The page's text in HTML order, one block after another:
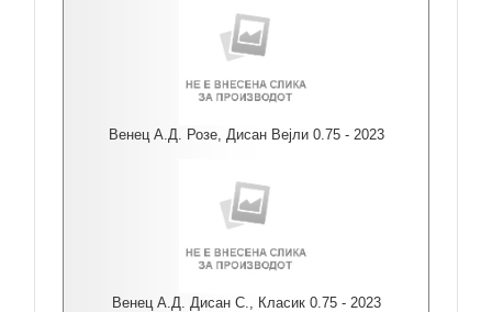
Венец А.Д. Розе, Дисан Вејли 0.75 - 2023
Венец А.Д. Дисан С., Класик 0.75 - 2023